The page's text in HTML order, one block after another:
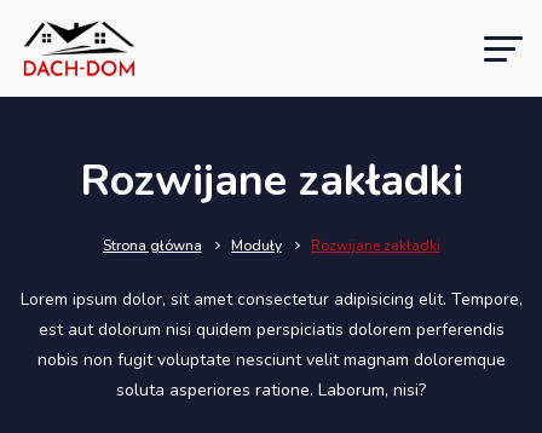
Rozwijane zakładki
Strona główna Moduły Rozwijane zakładki
Lorem ipsum dolor, sit amet consectetur adipisicing elit. Tempore,
est aut dolorum nisi quidem perspiciatis dolorem perferendis
nobis non fugit voluptate nesciunt velit magnam doloremque
soluta asperiores ratione. Laborum, nisi?